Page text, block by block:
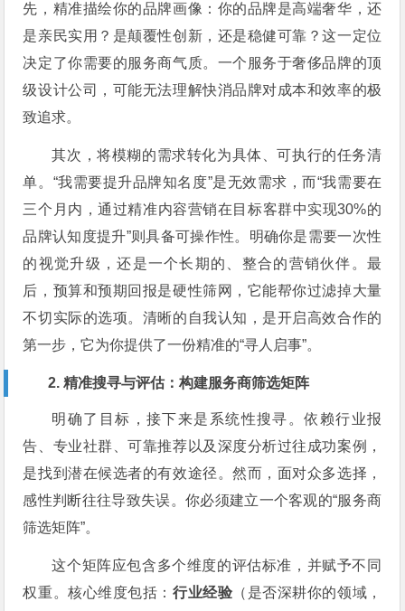
先，精准描绘你的品牌画像：你的品牌是高端奢华，还
是亲民实用？是颠覆性创新，还是稳健可靠？这一定位
决定了你需要的服务商气质。一个服务于奢侈品牌的顶
级设计公司，可能无法理解快消品牌对成本和效率的极
致追求。
其次，将模糊的需求转化为具体、可执行的任务清
单。“我需要提升品牌知名度”是无效需求，而“我需要在
三个月内，通过精准内容营销在目标客群中实现30%的
品牌认知度提升”则具备可操作性。明确你是需要一次性
的视觉升级，还是一个长期的、整合的营销伙伴。最
后，预算和预期回报是硬性筛网，它能帮你过滤掉大量
不切实际的选项。清晰的自我认知，是开启高效合作的
第一步，它为你提供了一份精准的“寻人启事”。
2. 精准搜寻与评估：构建服务商筛选矩阵
明确了目标，接下来是系统性搜寻。依赖行业报
告、专业社群、可靠推荐以及深度分析过往成功案例，
是找到潜在候选者的有效途径。然而，面对众多选择，
感性判断往往导致失误。你必须建立一个客观的“服务商
筛选矩阵”。
这个矩阵应包含多个维度的评估标准，并赋予不同
权重。核心维度包括： 行业经验 （是否深耕你的领域，